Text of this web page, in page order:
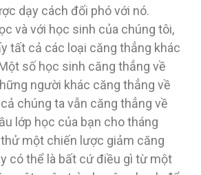
dạy cách đối phó với nó.
và với học sinh của chúng tôi,
tất cả các loại căng thẳng khác
số học sinh căng thẳng về
người khác căng thẳng về
chúng ta vẫn căng thẳng về
lớp học của bạn cho tháng
thử một chiến lược giảm căng
có thể là bất cứ điều gì từ một